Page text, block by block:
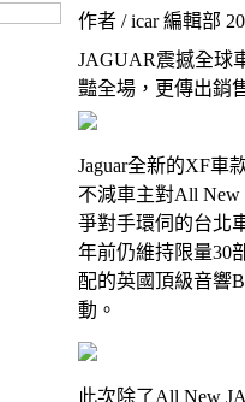
作者 / icar 編輯部
JAGUAR震撼全球
豔全場，更傳出銷
Jaguar全新的XF車
不減車主對All
爭對手環伺的台北
年前仍維持限量30
配的英國頂級音響
動。
此次除了All New